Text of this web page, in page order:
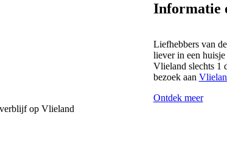
Informatie
Liefhebbers van
liever in een
Vlieland slechts 1
bezoek aan
Ontdek meer